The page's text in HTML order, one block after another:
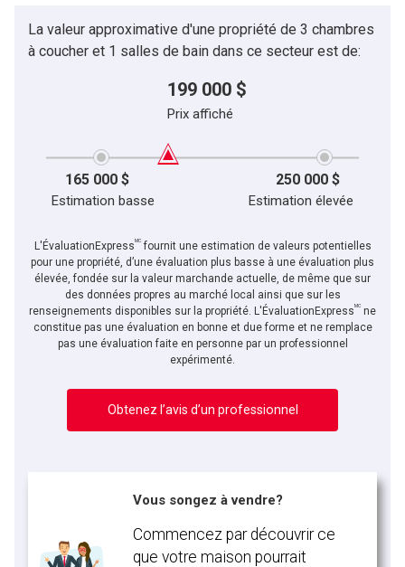
La valeur approximative d'une propriété de 3 chambres
à coucher et 1 salles de bain dans ce secteur est de:
199 000 $
Prix affiché
165 000 $ 250 000 $
Estimation basse Estimation élevée
L'ÉvaluationExpressMCfournit une estimation de valeurs potentielles
pour une propriété, d’une évaluation plus basse à une évaluation plus
élevée, fondée sur la valeur marchande actuelle, de même que sur
des données propres au marché local ainsi que sur les
renseignements disponibles sur la propriété. L'ÉvaluationExpressMC ne
constitue pas une évaluation en bonne et due forme et ne remplace
pas une évaluation faite en personne par un professionnel
expérimenté.
Obtenez l’avis d’un professionnel
Vous songez à vendre?
Commencez par découvrir ce
que votre maison pourrait